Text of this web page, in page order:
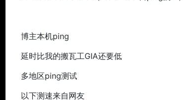
博主本机ping
延时比我的搬瓦工GIA还要低
多地区ping测试
以下测速来自网友